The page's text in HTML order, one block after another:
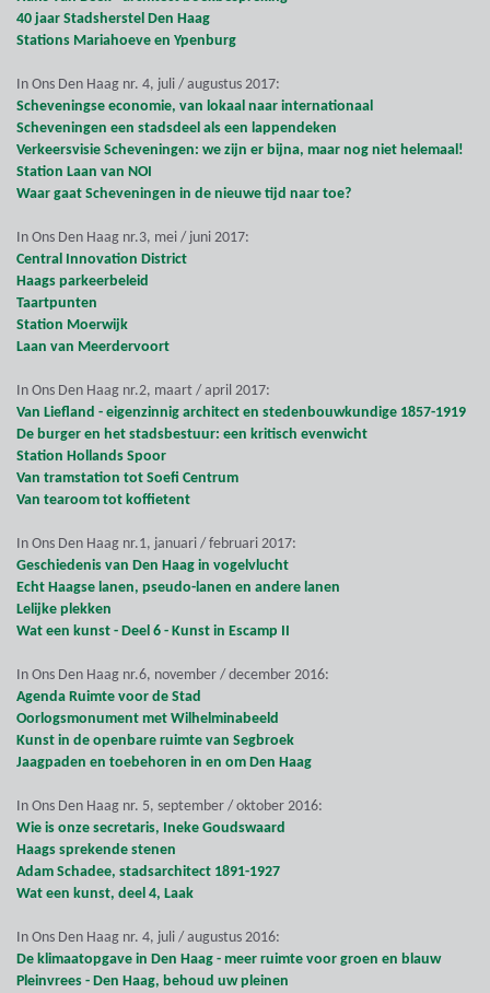
40 jaar Stadsherstel Den Haag
Stations Mariahoeve en Ypenburg
In Ons Den Haag nr. 4, juli / augustus 2017:
Scheveningse economie, van lokaal naar internationaal
Scheveningen een stadsdeel als een lappendeken
Verkeersvisie Scheveningen: we zijn er bijna, maar nog niet helemaal!
Station Laan van NOI
Waar gaat Scheveningen in de nieuwe tijd naar toe?
In Ons Den Haag nr.3, mei / juni 2017:
Central Innovation District
Haags parkeerbeleid
Taartpunten
Station Moerwijk
Laan van Meerdervoort
In Ons Den Haag nr.2, maart / april 2017:
Van Liefland - eigenzinnig architect en stedenbouwkundige 1857-1919
De burger en het stadsbestuur: een kritisch evenwicht
Station Hollands Spoor
Van tramstation tot Soefi Centrum
Van tearoom tot koffietent
In Ons Den Haag nr.1, januari / februari 2017:
Geschiedenis van Den Haag in vogelvlucht
Echt Haagse lanen, pseudo-lanen en andere lanen
Lelijke plekken
Wat een kunst - Deel 6 - Kunst in Escamp II
In Ons Den Haag nr.6, november / december 2016:
Agenda Ruimte voor de Stad
Oorlogsmonument met Wilhelminabeeld
Kunst in de openbare ruimte van Segbroek
Jaagpaden en toebehoren in en om Den Haag
In Ons Den Haag nr. 5, september / oktober 2016:
Wie is onze secretaris, Ineke Goudswaard
Haags sprekende stenen
Adam Schadee, stadsarchitect 1891-1927
Wat een kunst, deel 4, Laak
In Ons Den Haag nr. 4, juli / augustus 2016:
De klimaatopgave in Den Haag - meer ruimte voor groen en blauw
Pleinvrees - Den Haag, behoud uw pleinen